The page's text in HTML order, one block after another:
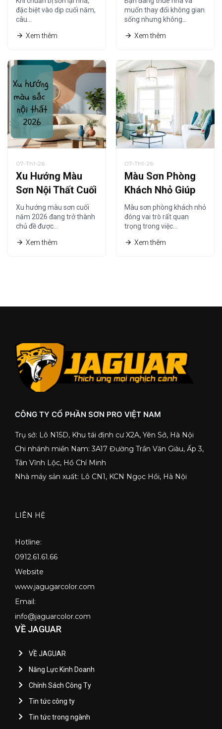
Sơn Nội Thất Chi
Tiết Nhất
đặc biệt vào dịp cuối năm,
câu…
Xem thêm
Người Thuê Nhà
muốn thay đổi không gian
sống nhưng không…
Xem thêm
07-Th1-26
Xu Hướng Màu
Sơn Nội Thất Cuối
Năm 2026 Được
Ưa Chuộng Nhất
Xu hướng màu sơn cuối
năm 2026 đang trở thành
chủ đề được…
Xem thêm
07-Th1-26
Màu Sơn Phòng
Khách Nhỏ Giúp
Không Gian Trông
Rộng Hơn Năm
2026
Màu sơn phòng khách nhỏ
đóng vai trò rất quan
trọng trong việc…
Xem thêm
CÔNG TY CỔ PHẦN SƠN PRO VIỆT NAM
Trụ sở: Lô N15D, Khu tái định cư X2A, Yên Sở, Hà Nội
Chi nhánh miền Nam: 3A17 Đường Trần Văn Giàu, Ấp 3,
Tân Vĩnh Lộc, Hồ Chí Minh
Nhà máy sản xuất: Lô CN1, KCN Ngọc Hồi, Hà Nội
LIÊN HỆ
Hotline:
0912.61.61.66
Website
www.jagugarcolor.com
Email:
info@jaguarcolor.com
VỀ JAGUAR
VỀ JAGUAR
Năng Lực Kinh Doanh
Chính Sách Công Ty
Tin tức công ty
Tin tức trong ngành